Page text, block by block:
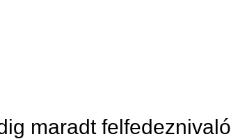
maradt felfedeznivaló